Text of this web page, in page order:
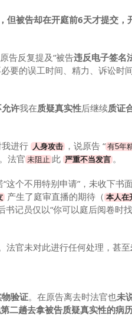
但被告却在开庭前6天才提交，
告反复提及“被告违反电子签名
要的误工时间、精力、诉讼时
许我在质疑真实性后继续质证
进行 人身攻击 ，说原告 “ 有5年
法官 未阻止 此 严重不当发言 。
“这个不用特别申请”，未收下
产生了庭审直播的期待（ 本人在
记员仅以“你可以庭后阅卷时
法官未对此进行任何处理，甚至
验证。在原告离去时法官也未
二趟去拿被告质疑真实性的病